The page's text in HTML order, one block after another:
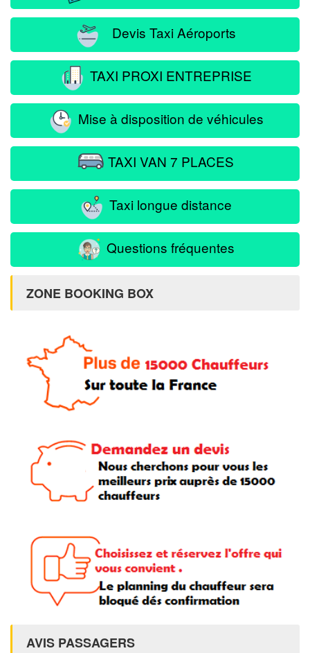
Devis Taxi Aéroports
TAXI PROXI ENTREPRISE
Mise à disposition de véhicules
TAXI VAN 7 PLACES
Taxi longue distance
Questions fréquentes
ZONE BOOKING BOX
AVIS PASSAGERS